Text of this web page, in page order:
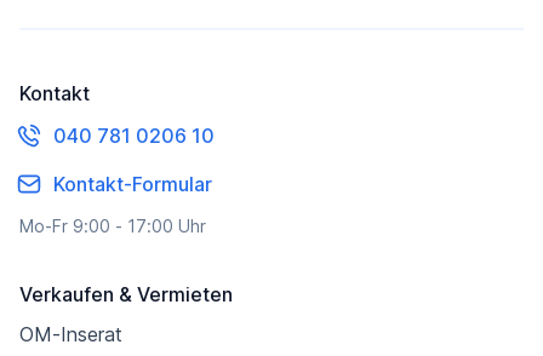
Kontakt
040 781 0206 10
Kontakt-Formular
Mo-Fr 9:00 - 17:00 Uhr
Verkaufen & Vermieten
OM-Inserat